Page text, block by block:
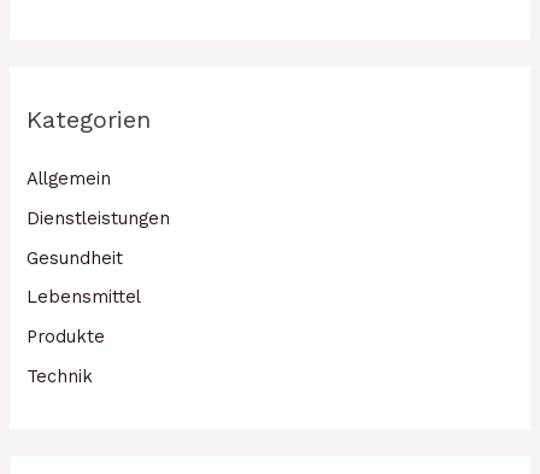
Kategorien
Allgemein
Dienstleistungen
Gesundheit
Lebensmittel
Produkte
Technik